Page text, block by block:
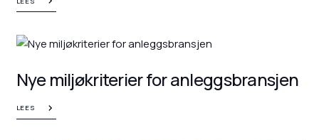
Nye miljøkriterier for anleggsbransjen
LEES